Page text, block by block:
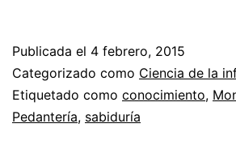
Publicada el 4 febrero, 2015
Categorizado como Ciencia de la
Etiquetado como conocimiento,
Pedantería, sabiduría